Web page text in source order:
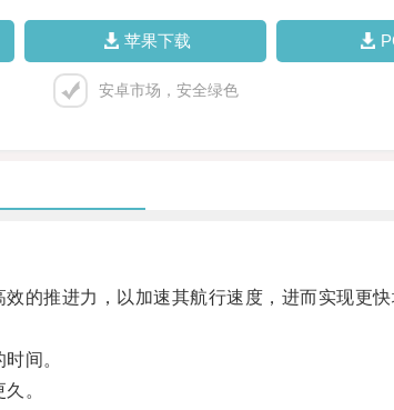
苹果下载
安卓市场，安全绿色
推进力，以加速其航行速度，进而实现更
间。
。